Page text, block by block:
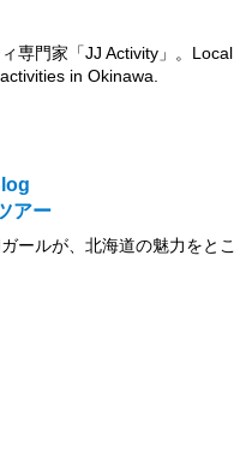
専門家「JJ Activity」。Local
in Okinawa.
アー
ールが、北海道の魅力をとこ